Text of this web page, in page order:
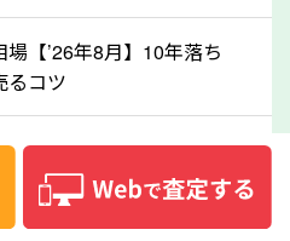
にご相談ください。古い車
スは珍しくないため、まず
査定をお試しください。
買取価格アップも！
【’26年8月】10年落ち
るコツ
年8月】10年落ちを